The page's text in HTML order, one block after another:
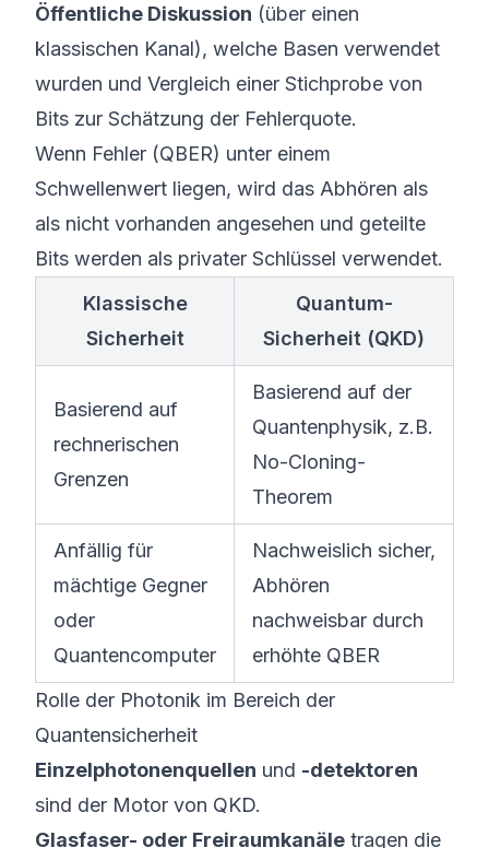
Öffentliche Diskussion (über einen
klassischen Kanal), welche Basen verwendet
wurden und Vergleich einer Stichprobe von
Bits zur Schätzung der Fehlerquote.
Wenn Fehler (QBER) unter einem
Schwellenwert liegen, wird das Abhören als
als nicht vorhanden angesehen und geteilte
Bits werden als privater Schlüssel verwendet.
Klassische
Sicherheit
Quantum-
Sicherheit (QKD)
Basierend auf
rechnerischen
Grenzen
Basierend auf der
Quantenphysik, z.B.
No-Cloning-
Theorem
Anfällig für
mächtige Gegner
oder
Quantencomputer
Nachweislich sicher,
Abhören
nachweisbar durch
erhöhte QBER
Rolle der Photonik im Bereich der
Quantensicherheit
Einzelphotonenquellen und -detektoren
sind der Motor von QKD.
Glasfaser- oder Freiraumkanäle tragen die